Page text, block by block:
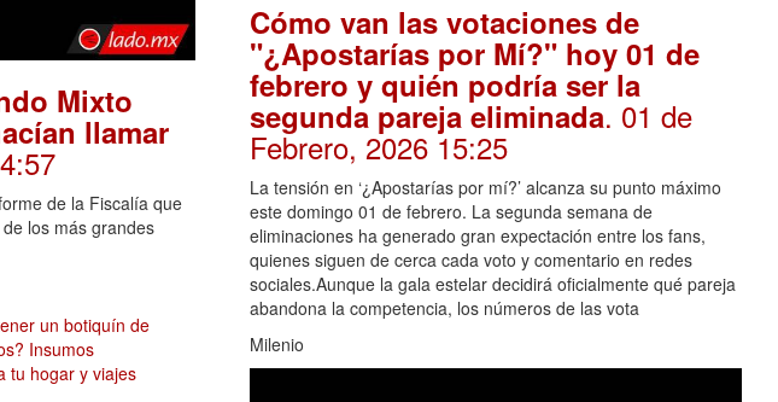
Mixto
llamar
de la Fiscalía que
los más grandes
Cómo van las votaciones de
"¿Apostarías por Mí?" hoy 01 de
febrero y quién podría ser la
segunda pareja eliminada. 01 de
Febrero, 2026 15:25
La tensión en ‘¿Apostarías por mí?’ alcanza su punto máximo
este domingo 01 de febrero. La segunda semana de
eliminaciones ha generado gran expectación entre los fans,
quienes siguen de cerca cada voto y comentario en redes
sociales.Aunque la gala estelar decidirá oficialmente qué pareja
abandona la competencia, los números de las vota
Milenio